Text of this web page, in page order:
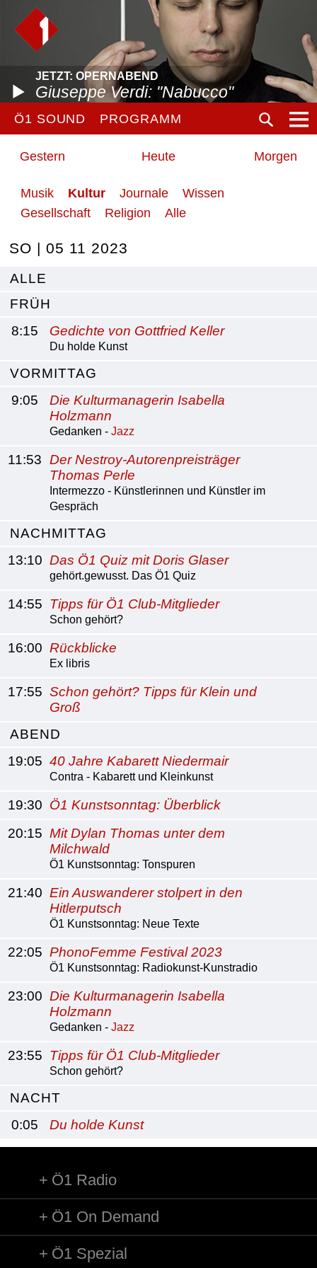
JETZT: OPERNABEND
Giuseppe Verdi: "Nabucco"
Ö1 SOUND PROGRAMM
Gestern Heute Morgen
Musik Kultur Journale
Wissen
Gesellschaft
Religion Alle
SO | 05 11 2023
ALLE
FRÜH
8:15
Gedichte von Gottfried Keller
Du holde Kunst
VORMITTAG
9:05
Die Kulturmanagerin Isabella
Holzmann
Gedanken - Jazz
11:53 Der Nestroy-Autorenpreisträger
Thomas Perle
Intermezzo - Künstlerinnen und Künstler im
Gespräch
NACHMITTAG
13:10 Das Ö1 Quiz mit Doris Glaser
gehört.gewusst. Das Ö1 Quiz
14:55 Tipps für Ö1 Club-Mitglieder
Schon gehört?
16:00 Rückblicke
Ex libris
17:55 Schon gehört? Tipps für Klein und
Groß
ABEND
19:05 40 Jahre Kabarett Niedermair
Contra - Kabarett und Kleinkunst
19:30 Ö1 Kunstsonntag: Überblick
20:15 Mit Dylan Thomas unter dem
Milchwald
Ö1 Kunstsonntag: Tonspuren
21:40 Ein Auswanderer stolpert in den
Hitlerputsch
Ö1 Kunstsonntag: Neue Texte
22:05 PhonoFemme Festival 2023
Ö1 Kunstsonntag: Radiokunst-Kunstradio
23:00 Die Kulturmanagerin Isabella
Holzmann
Gedanken - Jazz
23:55 Tipps für Ö1 Club-Mitglieder
Schon gehört?
NACHT
0:05
Du holde Kunst
Ö1 Radio
Ö1 On Demand
Ö1 Spezial